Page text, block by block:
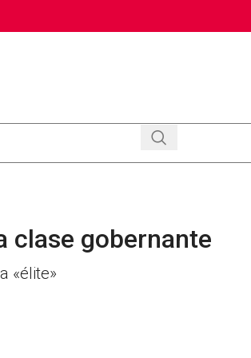
clase gobernante
«élite»